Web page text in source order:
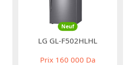
Neuf
LG GL-F502HLHL
Prix 160 000 Da